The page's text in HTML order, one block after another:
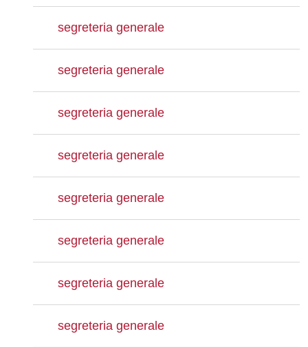
segreteria generale
segreteria generale
segreteria generale
segreteria generale
segreteria generale
segreteria generale
segreteria generale
segreteria generale